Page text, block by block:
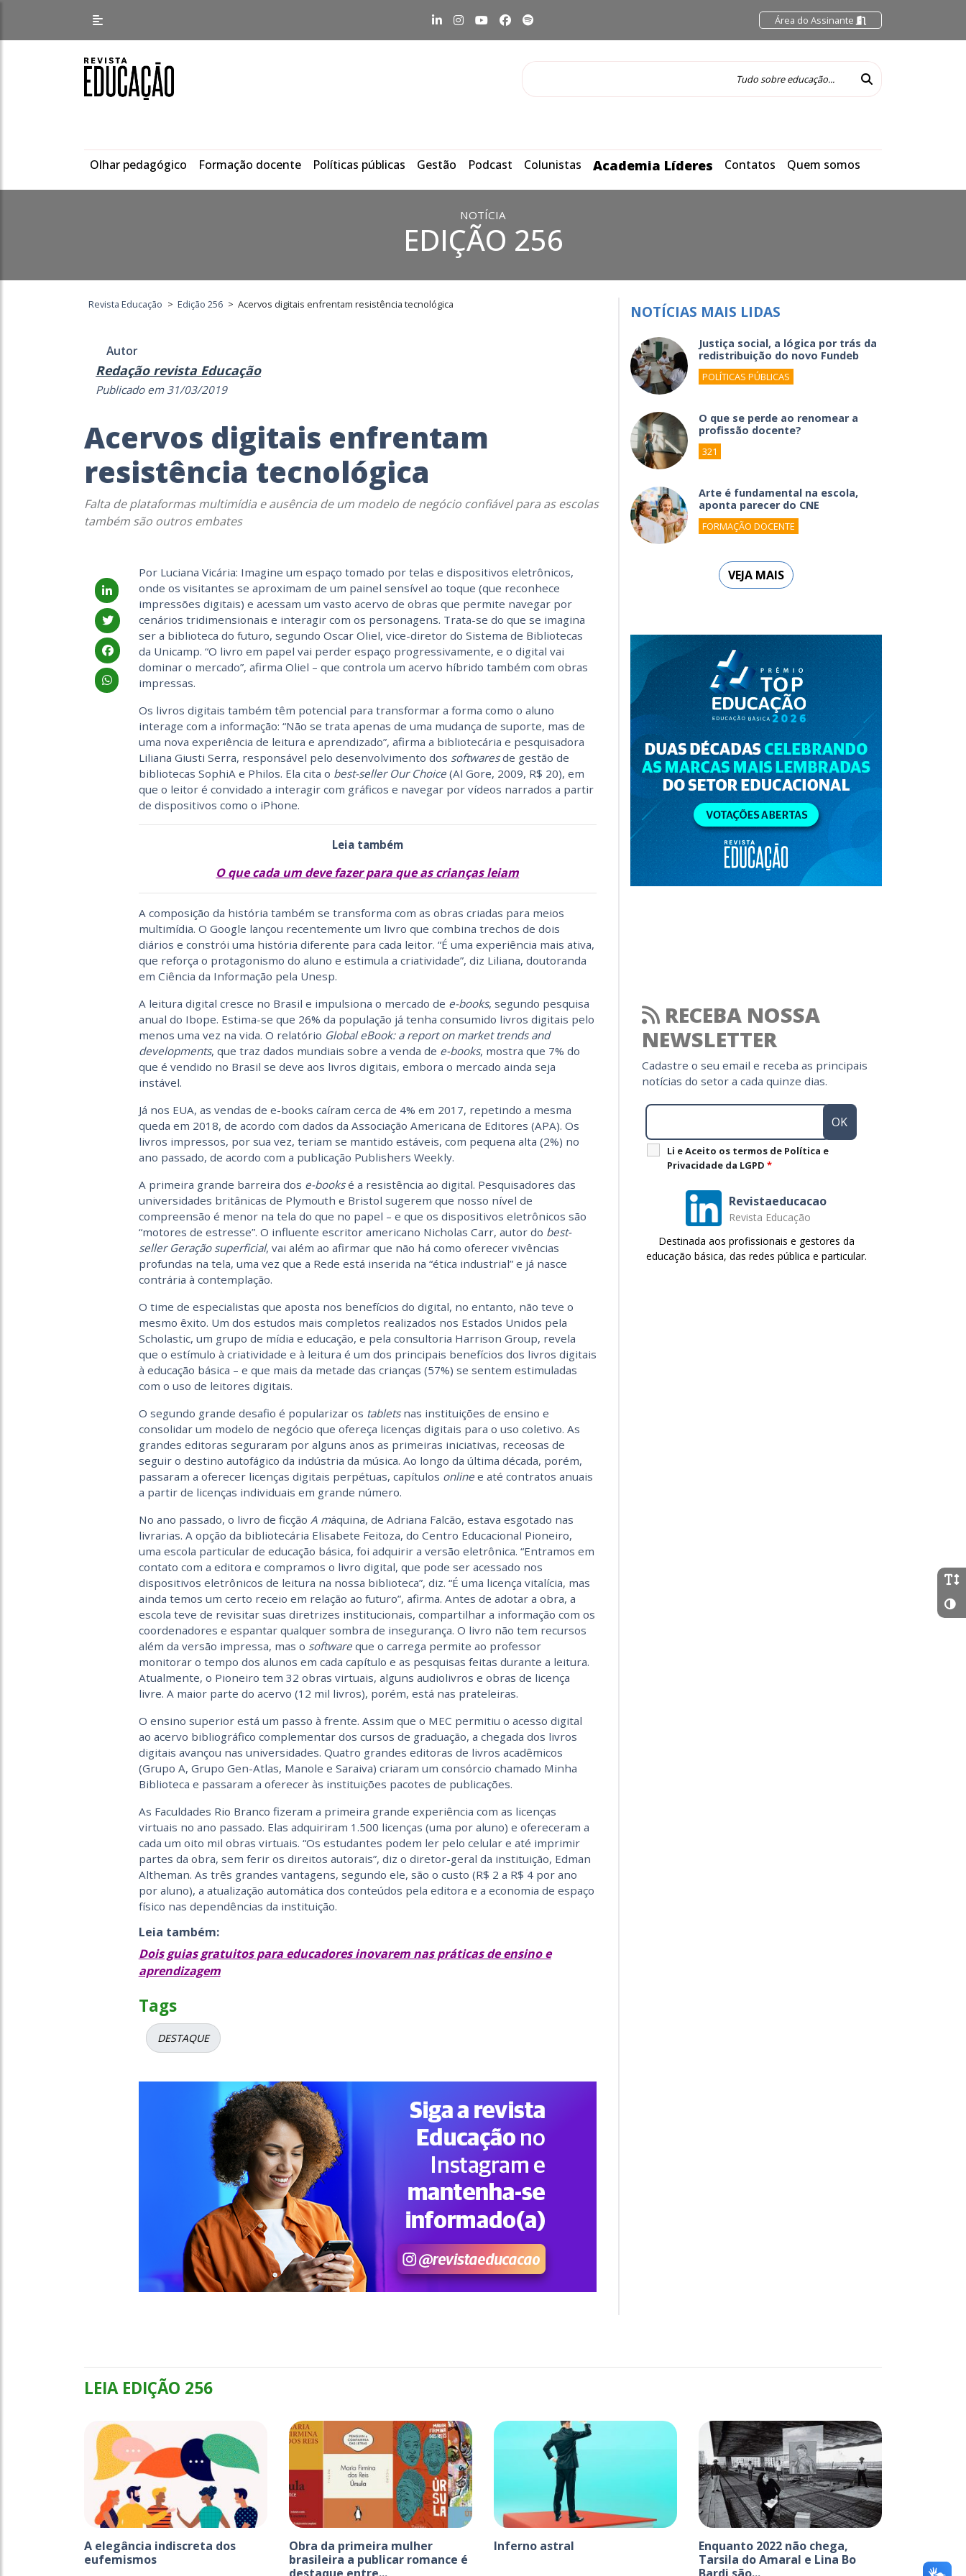
Área do Assinante
Olhar pedagógico Formação docente Políticas públicas Gestão Podcast Colunistas Academia Líderes Contatos Quem somos
NOTÍCIA
EDIÇÃO 256
Revista Educação > Edição 256 > Acervos digitais enfrentam resistência tecnológica
Autor
Redação revista Educação
Publicado em 31/03/2019
Acervos digitais enfrentam
resistência tecnológica
Falta de plataformas multimídia e ausência de um modelo de negócio confiável para as escolas
também são outros embates
Por Luciana Vicária: Imagine um espaço tomado por telas e dispositivos eletrônicos,
onde os visitantes se aproximam de um painel sensível ao toque (que reconhece
impressões digitais) e acessam um vasto acervo de obras que permite navegar por
cenários tridimensionais e interagir com os personagens. Trata-se do que se imagina
ser a biblioteca do futuro, segundo Oscar Oliel, vice-diretor do Sistema de Bibliotecas
da Unicamp. “O livro em papel vai perder espaço progressivamente, e o digital vai
dominar o mercado”, afirma Oliel – que controla um acervo híbrido também com obras
impressas.
Os livros digitais também têm potencial para transformar a forma como o aluno
interage com a informação: “Não se trata apenas de uma mudança de suporte, mas de
uma nova experiência de leitura e aprendizado”, afirma a bibliotecária e pesquisadora
Liliana Giusti Serra, responsável pelo desenvolvimento dos softwaresde gestão de
bibliotecas SophiA e Philos. Ela cita o best-seller Our Choice (Al Gore, 2009, R$ 20), em
que o leitor é convidado a interagir com gráficos e navegar por vídeos narrados a partir
de dispositivos como o iPhone.
Leia também
O que cada um deve fazer para que as crianças leiam
A composição da história também se transforma com as obras criadas para meios
multimídia. O Google lançou recentemente um livro que combina trechos de dois
diários e constrói uma história diferente para cada leitor. “É uma experiência mais ativa,
que reforça o protagonismo do aluno e estimula a criatividade”, diz Liliana, doutoranda
em Ciência da Informação pela Unesp.
A leitura digital cresce no Brasil e impulsiona o mercado de e-books, segundo pesquisa
anual do Ibope. Estima-se que 26% da população já tenha consumido livros digitais pelo
menos uma vez na vida. O relatório Global eBook: a report on market trends and
developments, que traz dados mundiais sobre a venda de e-books, mostra que 7% do
que é vendido no Brasil se deve aos livros digitais, embora o mercado ainda seja
instável.
Já nos EUA, as vendas de e-books caíram cerca de 4% em 2017, repetindo a mesma
queda em 2018, de acordo com dados da Associação Americana de Editores (APA). Os
livros impressos, por sua vez, teriam se mantido estáveis, com pequena alta (2%) no
ano passado, de acordo com a publicação Publishers Weekly.
A primeira grande barreira dos e-booksé a resistência ao digital. Pesquisadores das
universidades britânicas de Plymouth e Bristol sugerem que nosso nível de
compreensão é menor na tela do que no papel – e que os dispositivos eletrônicos são
“motores de estresse”. O influente escritor americano Nicholas Carr, autor do best-
seller Geração superficial, vai além ao afirmar que não há como oferecer vivências
profundas na tela, uma vez que a Rede está inserida na “ética industrial” e já nasce
contrária à contemplação.
O time de especialistas que aposta nos benefícios do digital, no entanto, não teve o
mesmo êxito. Um dos estudos mais completos realizados nos Estados Unidos pela
Scholastic, um grupo de mídia e educação, e pela consultoria Harrison Group, revela
que o estímulo à criatividade e à leitura é um dos principais benefícios dos livros digitais
à educação básica – e que mais da metade das crianças (57%) se sentem estimuladas
com o uso de leitores digitais.
O segundo grande desafio é popularizar os tabletsnas instituições de ensino e
consolidar um modelo de negócio que ofereça licenças digitais para o uso coletivo. As
grandes editoras seguraram por alguns anos as primeiras iniciativas, receosas de
seguir o destino autofágico da indústria da música. Ao longo da última década, porém,
passaram a oferecer licenças digitais perpétuas, capítulos onlinee até contratos anuais
a partir de licenças individuais em grande número.
No ano passado, o livro de ficção A máquina, de Adriana Falcão, estava esgotado nas
livrarias. A opção da bibliotecária Elisabete Feitoza, do Centro Educacional Pioneiro,
uma escola particular de educação básica, foi adquirir a versão eletrônica. “Entramos em
contato com a editora e compramos o livro digital, que pode ser acessado nos
dispositivos eletrônicos de leitura na nossa biblioteca”, diz. “É uma licença vitalícia, mas
ainda temos um certo receio em relação ao futuro”, afirma. Antes de adotar a obra, a
escola teve de revisitar suas diretrizes institucionais, compartilhar a informação com os
coordenadores e espantar qualquer sombra de insegurança. O livro não tem recursos
além da versão impressa, mas o softwareque o carrega permite ao professor
monitorar o tempo dos alunos em cada capítulo e as pesquisas feitas durante a leitura.
Atualmente, o Pioneiro tem 32 obras virtuais, alguns audiolivros e obras de licença
livre. A maior parte do acervo (12 mil livros), porém, está nas prateleiras.
O ensino superior está um passo à frente. Assim que o MEC permitiu o acesso digital
ao acervo bibliográfico complementar dos cursos de graduação, a chegada dos livros
digitais avançou nas universidades. Quatro grandes editoras de livros acadêmicos
(Grupo A, Grupo Gen-Atlas, Manole e Saraiva) criaram um consórcio chamado Minha
Biblioteca e passaram a oferecer às instituições pacotes de publicações.
As Faculdades Rio Branco fizeram a primeira grande experiência com as licenças
virtuais no ano passado. Elas adquiriram 1.500 licenças (uma por aluno) e ofereceram a
cada um oito mil obras virtuais. “Os estudantes podem ler pelo celular e até imprimir
partes da obra, sem ferir os direitos autorais”, diz o diretor-geral da instituição, Edman
Altheman. As três grandes vantagens, segundo ele, são o custo (R$ 2 a R$ 4 por ano
por aluno), a atualização automática dos conteúdos pela editora e a economia de espaço
físico nas dependências da instituição.
Leia também:
Dois guias gratuitos para educadores inovarem nas práticas de ensino e
aprendizagem
Tags
DESTAQUE
NOTÍCIAS MAIS LIDAS
Justiça social, a lógica por trás da
redistribuição do novo Fundeb
POLÍTICAS PÚBLICAS
O que se perde ao renomear a
profissão docente?
321
Arte é fundamental na escola,
aponta parecer do CNE
FORMAÇÃO DOCENTE
VEJA MAIS
RECEBA NOSSA
NEWSLETTER
Cadastre o seu email e receba as principais
notícias do setor a cada quinze dias.
Li e Aceito os termos de Política e
Privacidade da LGPD *
Revistaeducacao
Revista Educação
Destinada aos profissionais e gestores da
educação básica, das redes pública e particular.
LEIA EDIÇÃO 256
A elegância indiscreta dos
eufemismos
Obra da primeira mulher
brasileira a publicar romance é
Inferno astral
Enquanto 2022 não chega,
Tarsila do Amaral e Lina Bo